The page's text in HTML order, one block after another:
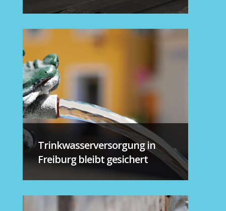
Trinkwasserversorgung in
Freiburg bleibt gesichert